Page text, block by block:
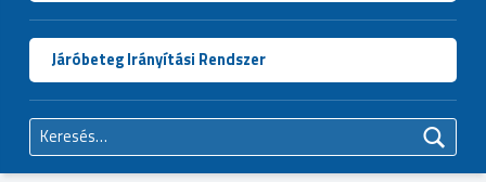
Járóbeteg Irányítási Rendszer
Keresés: